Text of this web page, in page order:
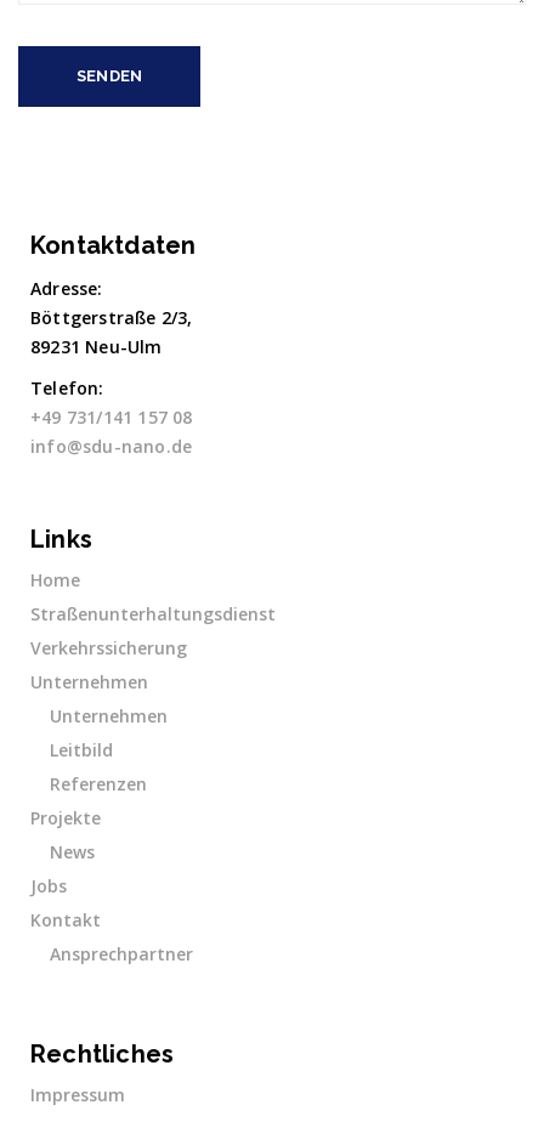
Kontaktdaten
Adresse:
Böttgerstraße 2/3,
89231 Neu-Ulm
Telefon:
+49 731/141 157 08
info@sdu-nano.de
Links
Home
Straßenunterhaltungsdienst
Verkehrssicherung
Unternehmen
Unternehmen
Leitbild
Referenzen
Projekte
News
Jobs
Kontakt
Ansprechpartner
Rechtliches
Impressum